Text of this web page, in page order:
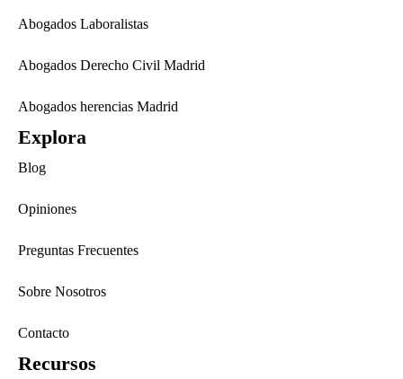
Abogados Laboralistas
Abogados Derecho Civil Madrid
Abogados herencias Madrid
Explora
Blog
Opiniones
Preguntas Frecuentes
Sobre Nosotros
Contacto
Recursos